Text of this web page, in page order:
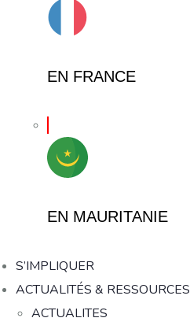
EN FRANCE
EN MAURITANIE
S’IMPLIQUER
ACTUALITÉS & RESSOURCES
ACTUALITES